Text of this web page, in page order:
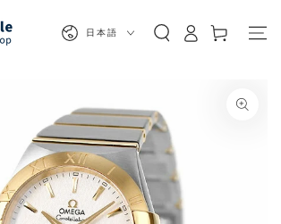
言
日本語
イ
ー